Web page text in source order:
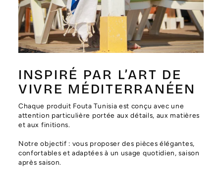
INSPIRÉ PAR L’ART DE
VIVRE MÉDITERRANÉEN
Chaque produit Fouta Tunisia est conçu avec une
attention particulière portée aux détails, aux matières
et aux finitions.
Notre objectif : vous proposer des pièces élégantes,
confortables et adaptées à un usage quotidien, saison
après saison.